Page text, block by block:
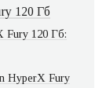
120 Гб
Fury 120 Гб:
HyperX Fury